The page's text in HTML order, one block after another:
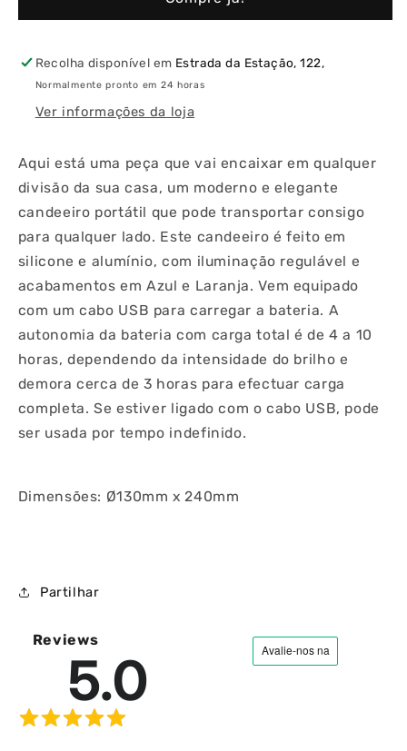
sem
LED
3W
Azul
e
sem
LED
3W
Azul
e
Recolha disponível em Estrada da Estação, 122,
Normalmente pronto em 24 horas
Ver informações da loja
Aqui está uma peça que vai encaixar em qualquer
divisão da sua casa, um moderno e elegante
candeeiro portátil que pode transportar consigo
para qualquer lado. Este candeeiro é feito em
silicone e alumínio, com iluminação regulável e
acabamentos em Azul e Laranja. Vem equipado
com um cabo USB para carregar a bateria. A
autonomia da bateria com carga total é de 4 a 10
horas, dependendo da intensidade do brilho e
demora cerca de 3 horas para efectuar carga
completa. Se estiver ligado com o cabo USB, pode
ser usada por tempo indefinido.
Dimensões: Ø130mm x 240mm
Partilhar
Reviews
5.0